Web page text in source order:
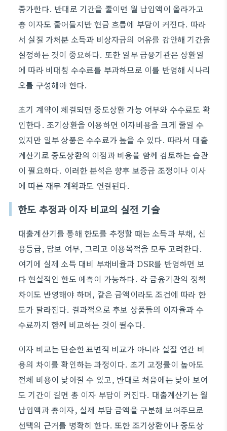
증가한다. 반대로 기간을 줄이면 월 납입액이 올라가고
총 이자도 줄어들지만 현금 흐름에 부담이 커진다. 따라
서 실질 가처분 소득과 비상자금의 여유를 감안해 기간을
설정하는 것이 중요하다. 또한 일부 금융기관은 상환일
에 따라 비대칭 수수료를 부과하므로 이를 반영해 시나리
오를 구성해야 한다.
초기 계약이 체결되면 중도상환 가능 여부와 수수료도 확
인한다. 조기상환을 이용하면 이자비용을 크게 줄일 수
있지만 일부 상품은 수수료가 높을 수 있다. 따라서 대출
계산기로 중도상환의 이점과 비용을 함께 검토하는 습관
이 필요하다. 이러한 분석은 향후 보증금 조정이나 이사
에 따른 재무 계획과도 연결된다.
한도 추정과 이자 비교의 실전 기술
대출계산기를 통해 한도를 추정할 때는 소득과 부채, 신
용등급, 담보 여부, 그리고 이용목적을 모두 고려한다.
여기에 실제 소득 대비 부채비율과 DSR를 반영하면 보
다 현실적인 한도 예측이 가능하다. 각 금융기관의 정책
차이도 반영해야 하며, 같은 금액이라도 조건에 따라 한
도가 달라진다. 결과적으로 후보 상품들의 이자율과 수
수료까지 함께 비교하는 것이 필수다.
이자 비교는 단순한 표면적 비교가 아니라 실질 연간 비
용의 차이를 확인하는 과정이다. 초기 고정률이 높아도
전체 비용이 낮아질 수 있고, 반대로 처음에는 낮아 보여
도 기간이 길면 총 이자 부담이 커진다. 대출계산기는 월
납입액과 총이자, 실제 부담 금액을 구분해 보여주므로
선택의 근거를 명확히 한다. 또한 조기상환이나 중도상